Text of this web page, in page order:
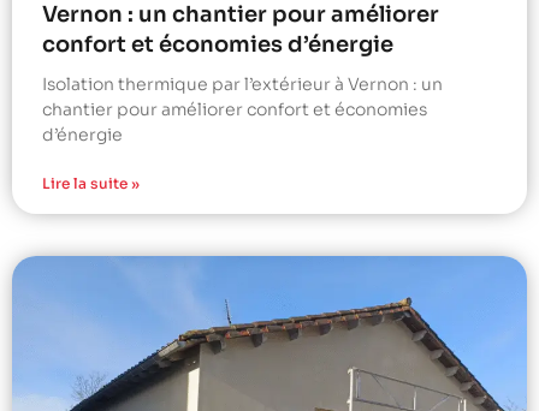
Vernon : un chantier pour améliorer
confort et économies d’énergie
Isolation thermique par l’extérieur à Vernon : un
chantier pour améliorer confort et économies
d’énergie
Lire la suite »